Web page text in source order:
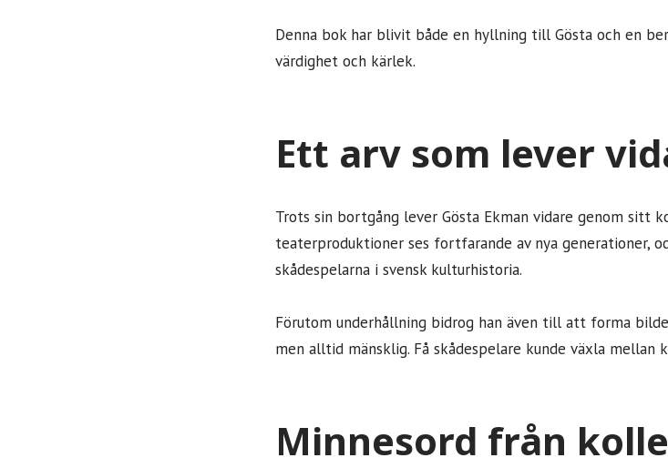
Denna bok har blivit både en hyllning till Gösta och en
värdighet och kärlek.
Ett arv som lever
Trots sin bortgång lever Gösta Ekman vidare genom sitt
teaterproduktioner ses fortfarande av nya generationer,
skådespelarna i svensk kulturhistoria.
Förutom underhållning bidrog han även till att forma
men alltid mänsklig. Få skådespelare kunde växla mellan
Minnesord från